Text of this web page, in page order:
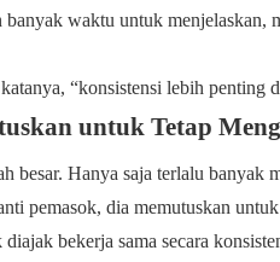
waktu untuk menjelaskan,
“konsistensi lebih penting
untuk Tetap
besar. Hanya saja terlalu banyak
pemasok, dia memutuskan
bekerja sama secara